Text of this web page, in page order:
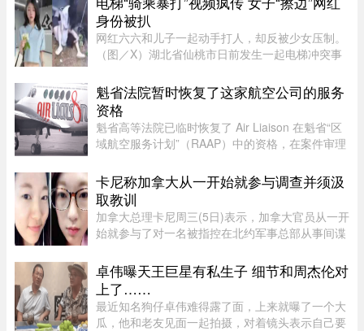
身份被扒
网红六六和儿子一起动手打人，却反被少女压制。
（图／X）湖北省仙桃市日前发生一起电梯冲突事
少女催促，心生不满竟先动手攻击，更教唆儿
子“帮我打她”。不料，她反遭 ...
魁省法院暂时恢复了这家航空公司的服务
资格
魁省高等法院已临时恢复了 Air Liaison 在魁省“区
域航空服务计划”（RAAP）中的资格，在案件审理
计划的决定。在周一颁布的一项判决中，法官
Nancy Bonsaint 批准了 Ai ...
卡尼称加拿大从一开始就参与调查并须汲
取教训
加拿大总理卡尼周三(5日)表示，加拿大官员从一开
始就参与了对一名被指控在北约军事总部从事间谍
道，卡尼表示加拿大应该从这类事件中汲取教训，
但并未明确表示加拿大正在 ...
卓伟曝天王巨星有私生子 细节和周杰伦对
上了……
最近知名狗仔卓伟难得露了面，上来就曝了一个大
瓜，他和老友见面一起拍摄，对着镜头表示自己要